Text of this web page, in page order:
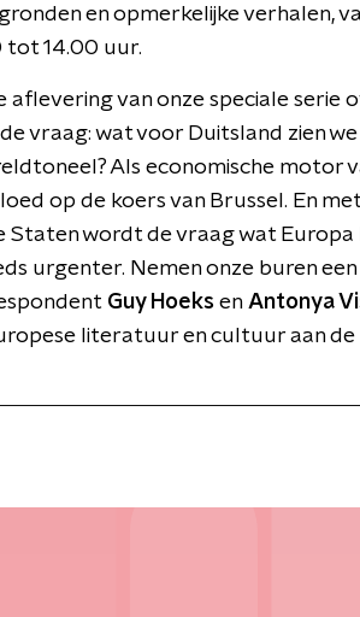
en opmerkelijke verhalen,
tot 14.00 uur.
aflevering van onze speciale serie
vraag: wat voor Duitsland zien
Als economische motor
op de koers van Brussel. En
Staten wordt de vraag wat Europa
urgenter. Nemen onze buren een
Guy Hoeks en Antonya
literatuur en cultuur aan de